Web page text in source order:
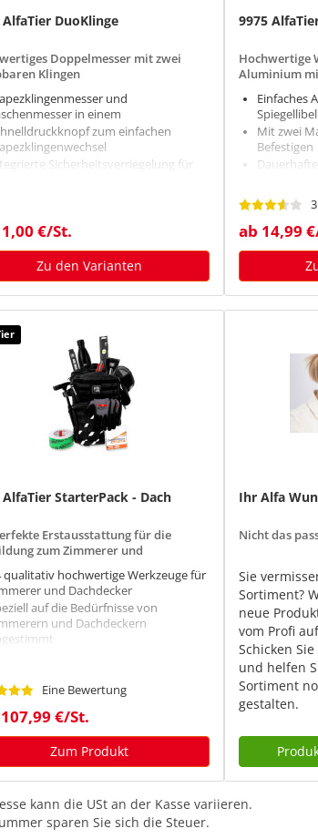
AlfaTier DuoKlinge
Doppelmesser mit zwei
Klingen
und
in einem
zum einfachen
Sicherheitsverriegelung für
und kompakte Aufbewahrung
€/St.
Zu den Varianten
9975
Hochwertige
Aluminium
Einfaches
Mit zwei
Befestigen
m
ab 14,99
AlfaTier StarterPack - Dach
Erstausstattung für die
zum Zimmerer und
qualitativ hochwertige Werkzeuge für
und Dachdecker
auf die Bedürfnisse von
und Dachdeckern
und ergonomischer Rucksack
Eine Bewertung
€/St.
Zum Produkt
Ihr Alfa
Nicht das
Sie
Sortiment?
neue
vom Profi
Schicken
und helfen
Sortiment
gestalten.
kann die USt an der Kasse variieren.
sparen Sie sich die Steuer.